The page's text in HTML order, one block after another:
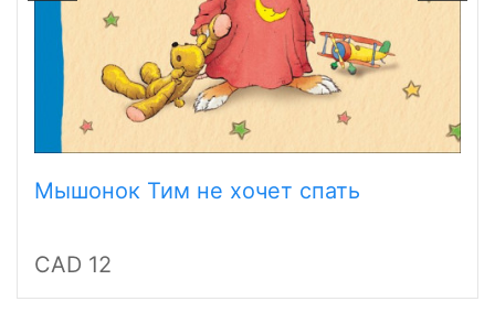
Мышонок Тим не хочет спать
CAD 12